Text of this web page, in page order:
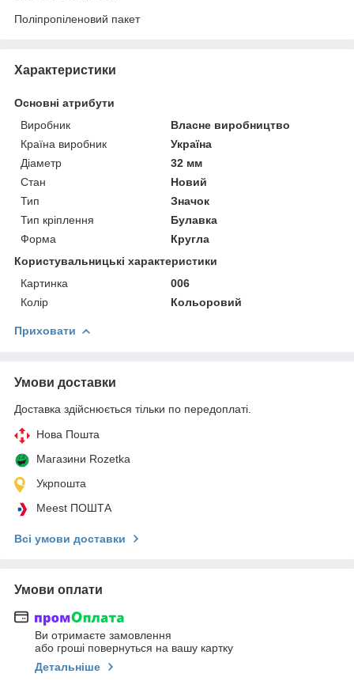
Поліпропіленовий пакет
Характеристики
Основні атрибути
Виробник
Власне виробництво
Країна виробник
Україна
Діаметр
32 мм
Стан
Новий
Тип
Значок
Тип кріплення
Булавка
Форма
Кругла
Користувальницькі характеристики
Картинка
006
Колір
Кольоровий
Приховати
Умови доставки
Доставка здійснюється тільки по передоплаті.
Нова Пошта
Магазини Rozetka
Укрпошта
Meest ПОШТА
Всі умови доставки
Умови оплати
Ви отримаєте замовлення
або гроші повернуться на вашу картку
Детальніше